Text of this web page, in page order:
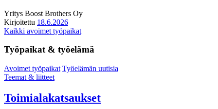
Yritys Boost Brothers Oy
Kirjoitettu 18.6.2026
Kaikki avoimet työpaikat
Työpaikat & työelämä
Avoimet työpaikat Työelämän uutisia
Teemat & liitteet
Toimialakatsaukset